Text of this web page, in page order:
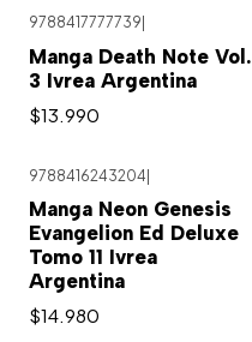
9788417777739
Manga Death Note Vol.
3 Ivrea Argentina
$13.990
9788416243204
Manga Neon Genesis
Evangelion Ed Deluxe
Tomo 11 Ivrea
Argentina
$14.980